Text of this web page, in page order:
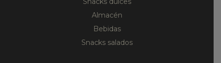
Almacén
Bebidas
Snacks salados